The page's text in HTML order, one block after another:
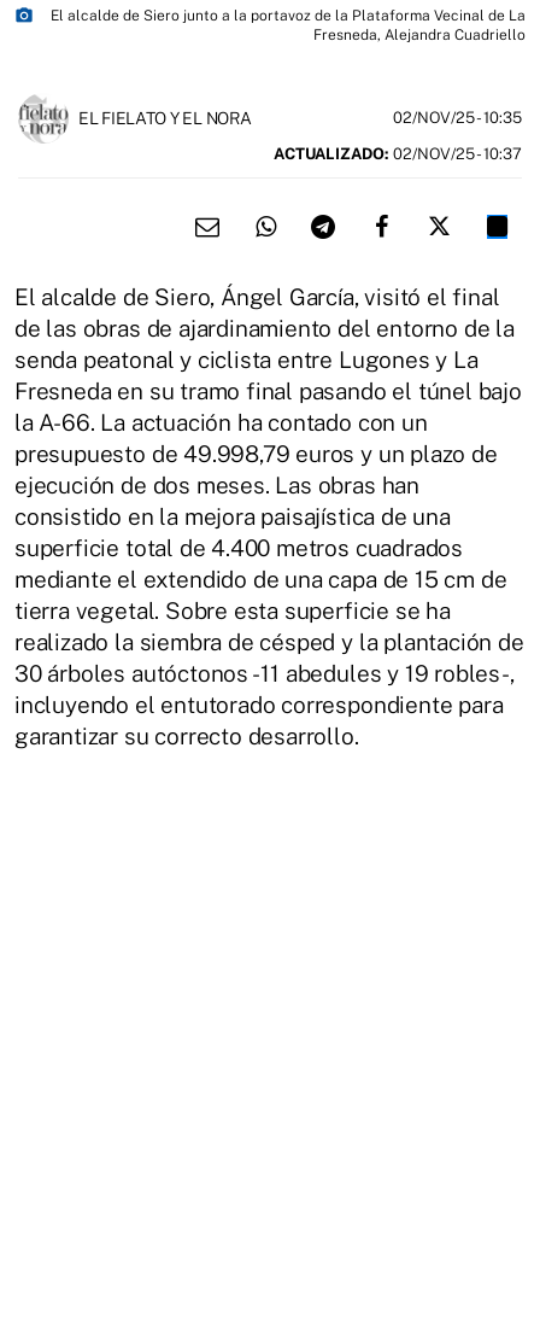
photo_camera
El alcalde de Siero junto a la portavoz de la Plataforma Vecinal de La
Fresneda, Alejandra Cuadriello
EL FIELATO Y EL NORA 02/NOV/25- 10:35
ACTUALIZADO: 02/NOV/25 - 10:37
El alcalde de Siero, Ángel García, visitó el final
de las obras de ajardinamiento del entorno de la
senda peatonal y ciclista entre Lugones y La
Fresneda en su tramo final pasando el túnel bajo
la A-66. La actuación ha contado con un
presupuesto de 49.998,79 euros y un plazo de
ejecución de dos meses. Las obras han
consistido en la mejora paisajística de una
superficie total de 4.400 metros cuadrados
mediante el extendido de una capa de 15 cm de
tierra vegetal. Sobre esta superficie se ha
realizado la siembra de césped y la plantación de
30 árboles autóctonos - 11 abedules y 19 robles-,
incluyendo el entutorado correspondiente para
garantizar su correcto desarrollo.